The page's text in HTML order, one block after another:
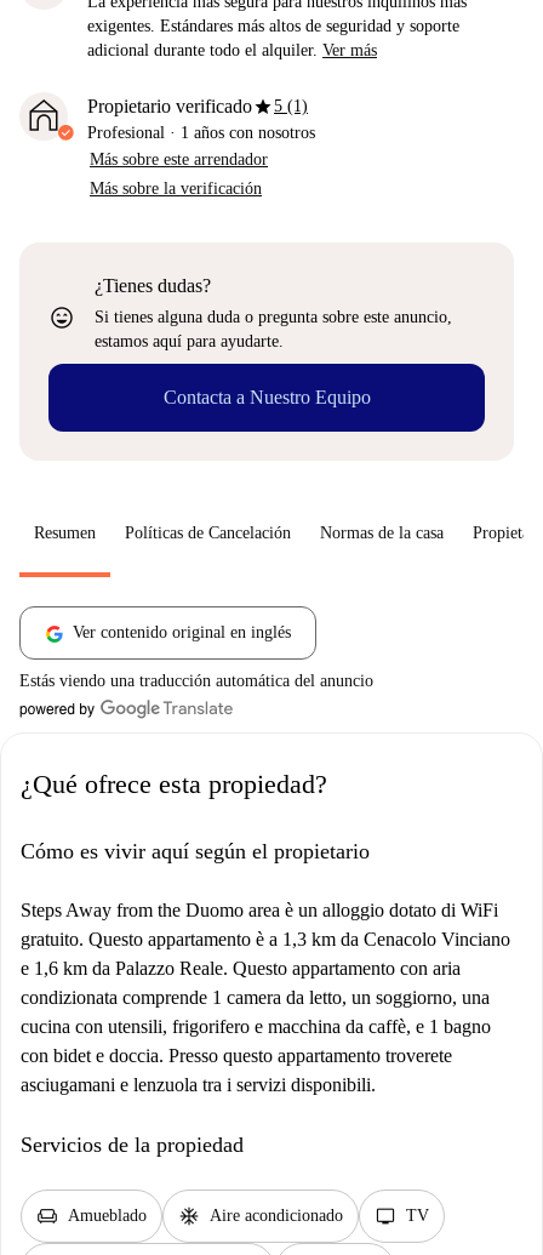
exigentes. Estándares más altos de seguridad y soporte
adicional durante todo el alquiler. Ver más
Propietario verificadostar5 (1)
Profesional · 1 años con nosotros
Más sobre este arrendador
Más sobre la verificación
sentiment_very_satisfied
¿Tienes dudas?
Si tienes alguna duda o pregunta sobre este anuncio,
estamos aquí para ayudarte.
Contacta a Nuestro Equipo
Resumen Políticas de Cancelación Normas de la casa
Ver contenido original en inglés
Estás viendo una traducción automática del anuncio
¿Qué ofrece esta propiedad?
Cómo es vivir aquí según el propietario
Steps Away from the Duomo area è un alloggio dotato di WiFi
gratuito. Questo appartamento è a 1,3 km da Cenacolo Vinciano
e 1,6 km da Palazzo Reale. Questo appartamento con aria
condizionata comprende 1 camera da letto, un soggiorno, una
cucina con utensili, frigorifero e macchina da caffè, e 1 bagno
con bidet e doccia. Presso questo appartamento troverete
asciugamani e lenzuola tra i servizi disponibili.
Servicios de la propiedad
chair Amueblado ac_unit Aire acondicionado tv TV